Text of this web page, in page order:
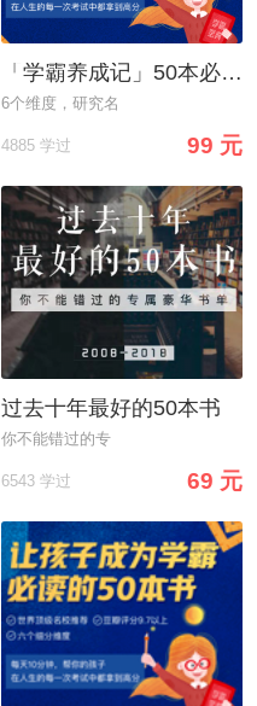
「学霸养成记」50本必读书单：通关考试、综合提升、理解生活
6个维度，研究名
4885 学过 99 元
过去十年最好的50本书
你不能错过的专
6543 学过 69 元